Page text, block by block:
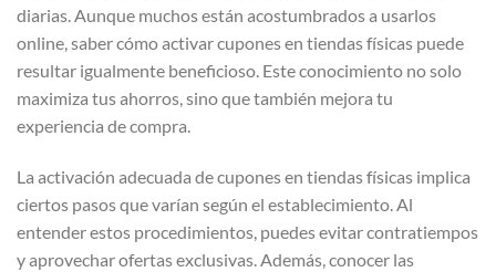
diarias. Aunque muchos están acostumbrados a usarlos
online, saber cómo activar cupones en tiendas físicas puede
resultar igualmente beneficioso. Este conocimiento no solo
maximiza tus ahorros, sino que también mejora tu
experiencia de compra.
La activación adecuada de cupones en tiendas físicas implica
ciertos pasos que varían según el establecimiento. Al
entender estos procedimientos, puedes evitar contratiempos
y aprovechar ofertas exclusivas. Además, conocer las